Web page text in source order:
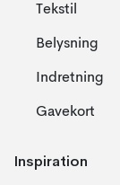
Tekstil
Belysning
Indretning
Gavekort
Inspiration